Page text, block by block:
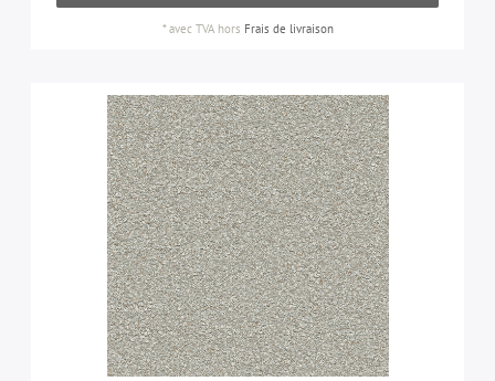
*avec TVAhors Frais de livraison